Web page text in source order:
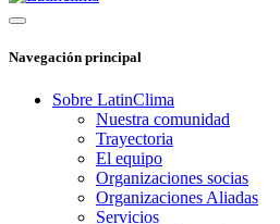
Navegación principal
Sobre LatinClima
Nuestra comunidad
Trayectoria
El equipo
Organizaciones socias
Organizaciones Aliadas
Servicios